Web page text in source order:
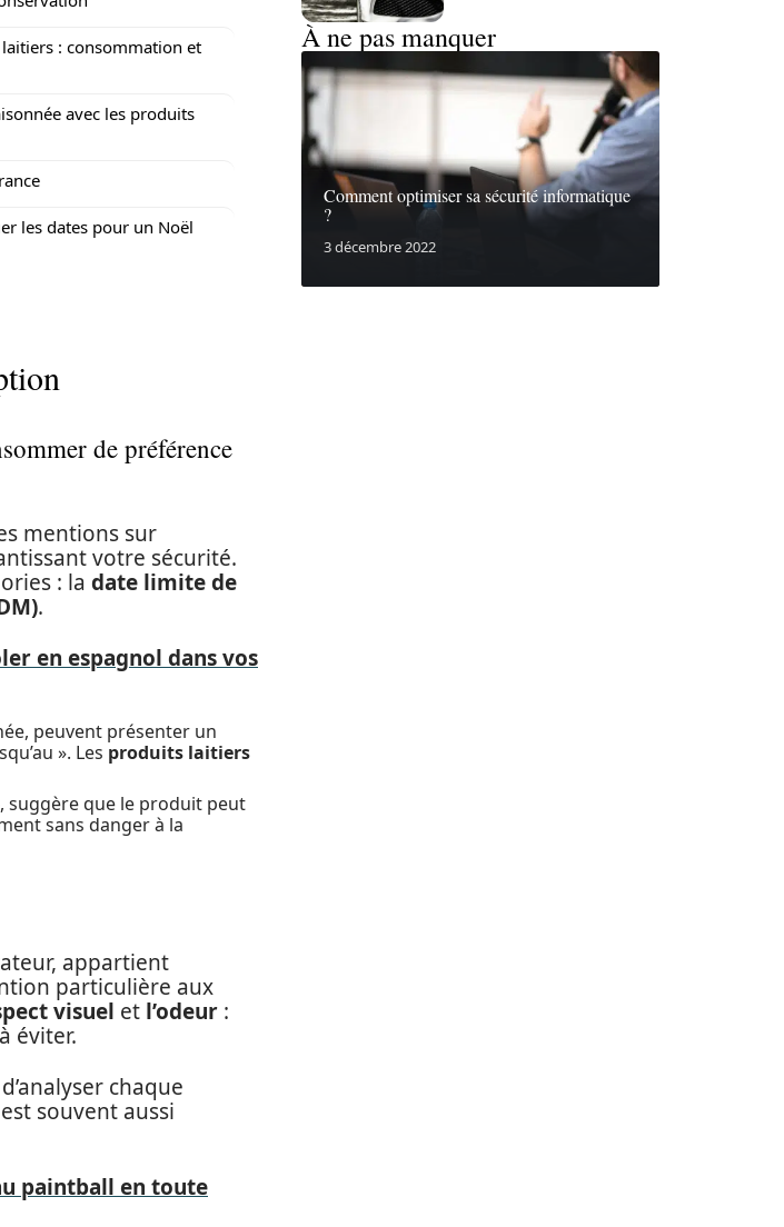
: consommation et
avec les produits
les dates pour un Noël
de préférence
mentions sur
votre sécurité.
: la date limite de
.
en espagnol dans vos
peuvent présenter un
». Les produits laitiers
suggère que le produit peut
sans danger à la
appartient
particulière aux
visuel et l’odeur :
éviter.
chaque
souvent aussi
paintball en toute
À ne pas manquer
Comment optimiser sa sécurité informatique
?
3 décembre 2022